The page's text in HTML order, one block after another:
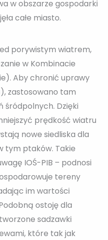
w obszarze gospodarki
całe miasto.
porywistym wiatrem,
w Kombinacie
Aby chronić uprawy
zastosowano tam
śródpolnych. Dzięki
prędkość wiatru
nowe siedliska dla
tym ptaków. Takie
IOŚ-PIB – podnosi
tereny
im wartości
ostoję dla
sadzawki
które tak jak